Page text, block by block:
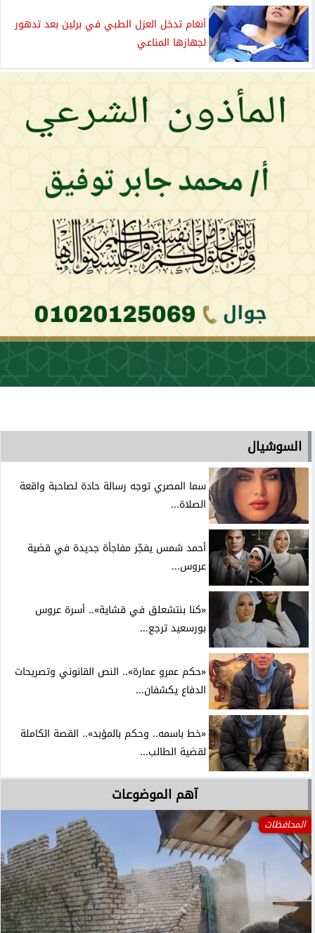
أنغام تدخل العزل الطبي في برلين بعد تدهور
لجهازها المناعي
السوشيال
سما المصري توجه رسالة حادة لصاحبة واقعة
الصلاة...
أحمد شمس يفجّر مفاجأة جديدة في قضية
عروس...
«كنا بنتشعلق في قشاية».. أسرة عروس
بورسعيد ترجع...
«حكم عمرو عمارة».. النص القانوني وتصريحات
الدفاع يكشفان...
«خط باسمه.. وحكم بالمؤبد».. القصة الكاملة
لقضية الطالب...
آهم الموضوعات
المحافظات